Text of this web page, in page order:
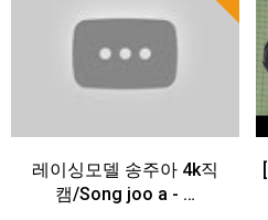
레이싱모델 송주아 4k직
캠/Song joo a - …